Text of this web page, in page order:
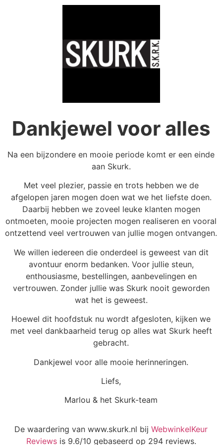
Dankjewel voor alles
Na een bijzondere en mooie periode komt er een einde
aan Skurk.
Met veel plezier, passie en trots hebben we de
afgelopen jaren mogen doen wat we het liefste doen.
Daarbij hebben we zoveel leuke klanten mogen
ontmoeten, mooie projecten mogen realiseren en vooral
ontzettend veel vertrouwen van jullie mogen ontvangen.
We willen iedereen die onderdeel is geweest van dit
avontuur enorm bedanken. Voor jullie steun,
enthousiasme, bestellingen, aanbevelingen en
vertrouwen. Zonder jullie was Skurk nooit geworden
wat het is geweest.
Hoewel dit hoofdstuk nu wordt afgesloten, kijken we
met veel dankbaarheid terug op alles wat Skurk heeft
gebracht.
Dankjewel voor alle mooie herinneringen.
Liefs,
Marlou & het Skurk-team
De waardering van www.skurk.nl bij WebwinkelKeur
Reviewsis 9.6/10 gebaseerd op 294 reviews.